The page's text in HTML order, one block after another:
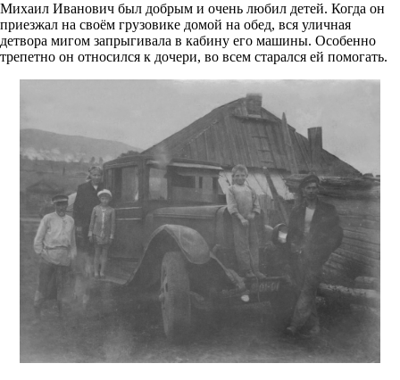
Михаил Иванович был добрым и очень любил детей. Когда он
приезжал на своём грузовике домой на обед, вся уличная
детвора мигом запрыгивала в кабину его машины. Особенно
трепетно он относился к дочери, во всем старался ей помогать.